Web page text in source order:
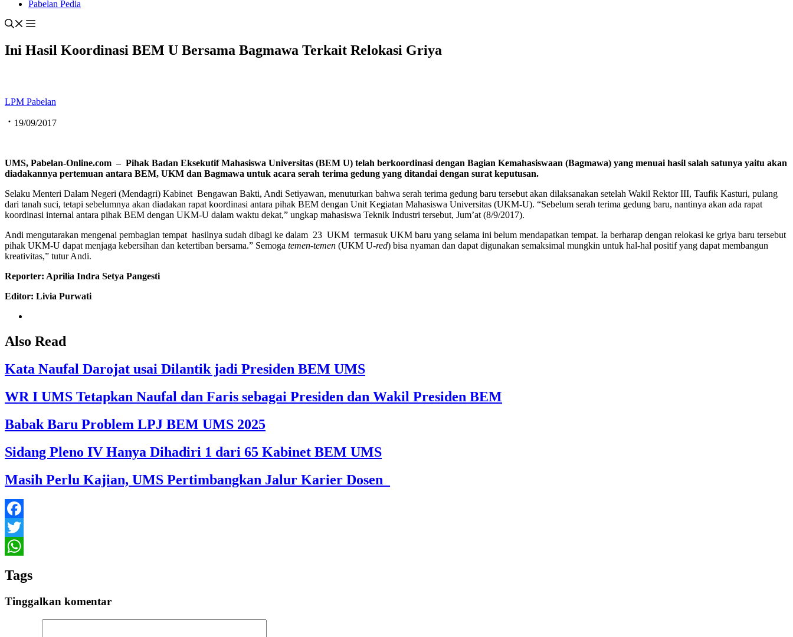
Pabelan Pedia
Ini Hasil Koordinasi BEM U Bersama Bagmawa Terkait Relokasi Griya
LPM Pabelan
19/09/2017
UMS, Pabelan-Online.com – Pihak Badan Eksekutif Mahasiswa Universitas (BEM U) telah berkoordinasi dengan Bagian Kemahasiswaan (Bagmawa) yang menuai hasil salah satunya yaitu akan
diadakannya pertemuan antara BEM, UKM dan Bagmawa untuk acara serah terima gedung yang ditandai dengan surat keputusan.
Selaku Menteri Dalam Negeri (Mendagri) Kabinet Bengawan Bakti, Andi Setiyawan, menuturkan bahwa serah terima gedung baru tersebut akan dilaksanakan setelah Wakil Rektor III, Taufik Kasturi, pulang
dari tanah suci, tetapi sebelumnya akan diadakan rapat koordinasi antara pihak BEM dengan Unit Kegiatan Mahasiswa Universitas (UKM-U). “Sebelum serah terima gedung baru, nantinya akan ada rapat
koordinasi internal antara pihak BEM dengan UKM-U dalam waktu dekat,” ungkap mahasiswa Teknik Industri tersebut, Jum’at (8/9/2017).
Andi mengutarakan mengenai pembagian tempat hasilnya sudah dibagi ke dalam 23 UKM termasuk UKM baru yang selama ini belum mendapatkan tempat. Ia berharap dengan relokasi ke griya baru tersebut
pihak UKM-U dapat menjaga kebersihan dan ketertiban bersama.” Semoga temen-temen (UKM U-red) bisa nyaman dan dapat digunakan semaksimal mungkin untuk hal-hal positif yang dapat membangun
kreativitas,” tutur Andi.
Reporter: Aprilia Indra Setya Pangesti
Editor: Livia Purwati
Also Read
Kata Naufal Darojat usai Dilantik jadi Presiden BEM UMS
WR I UMS Tetapkan Naufal dan Faris sebagai Presiden dan Wakil Presiden BEM
Babak Baru Problem LPJ BEM UMS 2025
Sidang Pleno IV Hanya Dihadiri 1 dari 65 Kabinet BEM UMS
Masih Perlu Kajian, UMS Pertimbangkan Jalur Karier Dosen
Facebook
Twitter
Tags
Tinggalkan komentar